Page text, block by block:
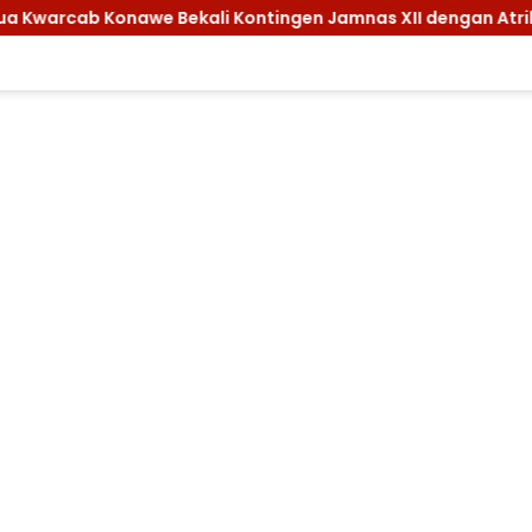
Kontingen Jamnas XII dengan Atribut dan Motivasi, Incar